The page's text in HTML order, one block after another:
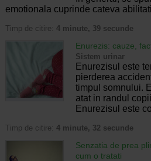
emotionala cuprinde cateva
Timp de citire: 4 minute, 39 secunde
Enurezis: cauze,
Sistem urinar
Enurezisul este
pierderea
timpul somnului.
atat in randul
Enurezisul este
Timp de citire: 4 minute, 32 secunde
Senzatia de prea
cum o tratati